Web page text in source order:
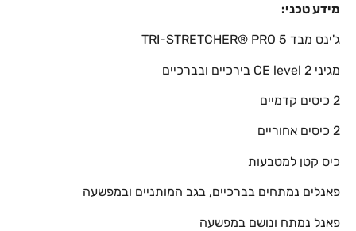
מידע טכני:
ג'ינס מבד TRI-STRETCHER® PRO 5
מגיני CE level 2 בירכיים ובברכיים
כיס קטן למטבעות
פאנלים נמתחים בברכיים, בגב המותניים ובמפשעה
פאנל נמתח ונושם במפשעה